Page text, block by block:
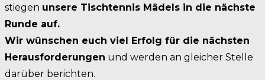
stiegen unsere Tischtennis Mädels in die nächste
Runde auf.
Wir wünschen euch viel Erfolg für die nächsten
Herausforderungen und werden an gleicher Stelle
darüber berichten.